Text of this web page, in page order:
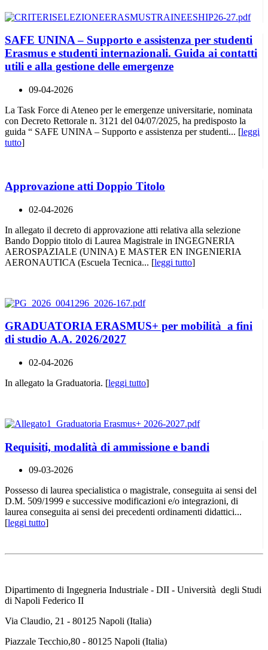
SAFE UNINA – Supporto e assistenza per studenti
Erasmus e studenti internazionali. Guida ai contatti
utili e alla gestione delle emergenze
09-04-2026
La Task Force di Ateneo per le emergenze universitarie, nominata
con Decreto Rettorale n. 3121 del 04/07/2025, ha predisposto la
guida “ SAFE UNINA – Supporto e assistenza per studenti... [leggi
tutto]
Approvazione atti Doppio Titolo
02-04-2026
In allegato il decreto di approvazione atti relativa alla selezione
Bando Doppio titolo di Laurea Magistrale in INGEGNERIA
AEROSPAZIALE (UNINA) E MASTER EN INGENIERIA
AERONAUTICA (Escuela Tecnica... [leggi tutto]
GRADUATORIA ERASMUS+ per mobilità a fini
di studio A.A. 2026/2027
02-04-2026
In allegato la Graduatoria. [leggi tutto]
Requisiti, modalità di ammissione e bandi
09-03-2026
Possesso di laurea specialistica o magistrale, conseguita ai sensi del
D.M. 509/1999 e successive modificazioni e/o integrazioni, di
laurea conseguita ai sensi dei precedenti ordinamenti didattici...
[leggi tutto]
Dipartimento di Ingegneria Industriale - DII - Università degli Studi
di Napoli Federico II
Via Claudio, 21 - 80125 Napoli (Italia)
Piazzale Tecchio,80 - 80125 Napoli (Italia)